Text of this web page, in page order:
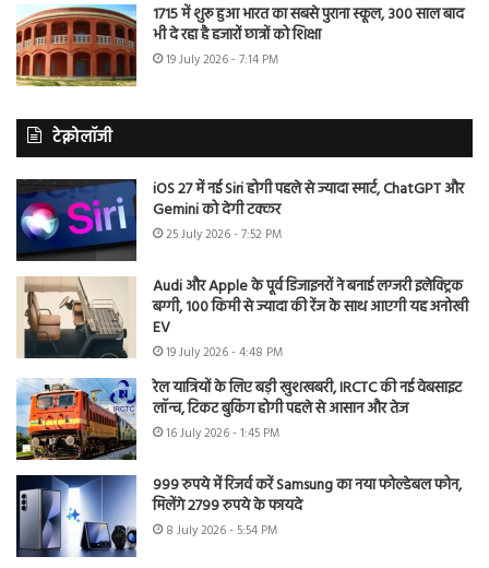
1715 में शुरू हुआ भारत का सबसे पुराना स्कूल, 300 साल बाद
भी दे रहा है हजारों छात्रों को शिक्षा
19 July 2026 - 7:14 PM
टेक्नोलॉजी
iOS 27 में नई Siri होगी पहले से ज्यादा स्मार्ट, ChatGPT और
Gemini को देगी टक्कर
25 July 2026 - 7:52 PM
Audi और Apple के पूर्व डिजाइनरों ने बनाई लग्जरी इलेक्ट्रिक
बग्गी, 100 किमी से ज्यादा की रेंज के साथ आएगी यह अनोखी
EV
19 July 2026 - 4:48 PM
रेल यात्रियों के लिए बड़ी खुशखबरी, IRCTC की नई वेबसाइट
लॉन्च, टिकट बुकिंग होगी पहले से आसान और तेज
16 July 2026 - 1:45 PM
999 रुपये में रिजर्व करें Samsung का नया फोल्डेबल फोन,
मिलेंगे 2799 रुपये के फायदे
8 July 2026 - 5:54 PM